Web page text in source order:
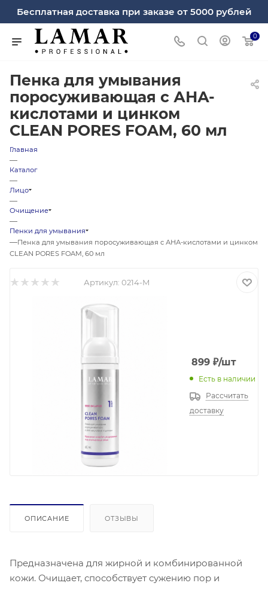
Бесплатная доставка при заказе от 5000 рублей
0
Пенка для умывания
поросуживающая c АНА-
кислотами и цинком
СLEAN PORES FOAM, 60 мл
Главная
—
Каталог
—
Лицо
—
Очищение
—
Пенки для умывания
—Пенка для умывания поросуживающая c АНА-кислотами и цинком
СLEAN PORES FOAM, 60 мл
Артикул: 0214-М
899₽/шт
Есть в наличии
Рассчитать
доставку
ОПИСАНИЕ ОТЗЫВЫ
Предназначена для жирной и комбинированной
кожи. Очищает, способствует сужению пор и